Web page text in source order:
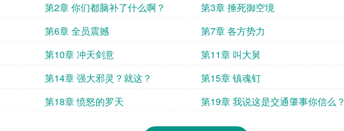
第2章 你们都脑补了什么啊？ 第3章 捶死御空境
第6章 全员震撼 第7章 各方势力
第10章 冲天剑意 第11章 叫大舅
第14章 强大邪灵？就这？ 第15章 镇魂钉
第18章 愤怒的罗天 第19章 我说这是交通肇事你信么？